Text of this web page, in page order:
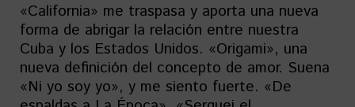
«California» me traspasa y aporta una nueva
forma de abrigar la relación entre nuestra
Cuba y los Estados Unidos. «Origami», una
nueva definición del concepto de amor. Suena
«Ni yo soy yo», y me siento fuerte. «De